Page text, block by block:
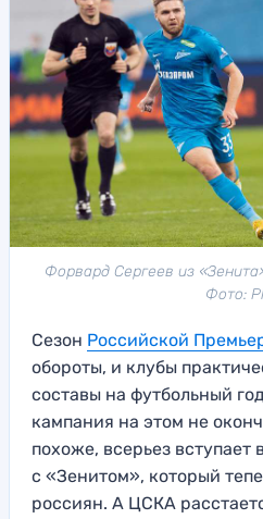
Форвард Сергеев из
Фото:
Сезон Российской
обороты, и клубы
составы на футбольный
кампания на этом не
похоже, всерьез
с «Зенитом», который
россиян. А ЦСКА